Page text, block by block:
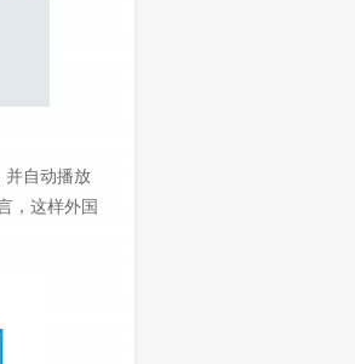
并自动播放
，这样外国